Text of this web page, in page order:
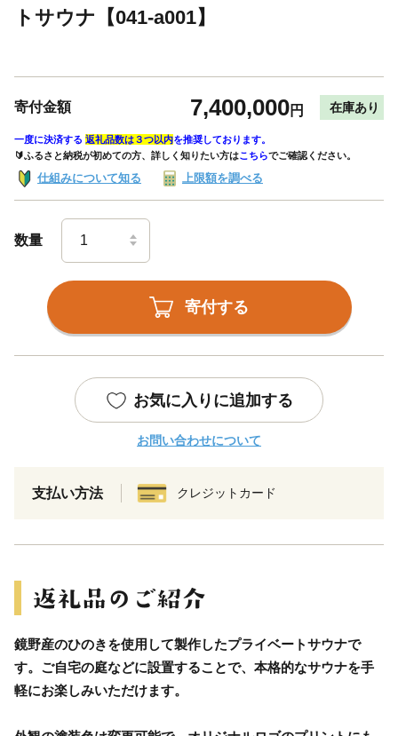
トサウナ【041-a001】
寄付金額 7,400,000円 在庫あり
一度に決済する 返礼品数は３つ以内を推奨しております。
🔰ふるさと納税が初めての方、詳しく知りたい方はこちらでご確認ください。
仕組みについて知る 上限額を調べる
数量
寄付する
お気に入りに追加する
お問い合わせについて
支払い方法 クレジットカード
鏡野産のひのきを使用して製作したプライベートサウナで
す。ご自宅の庭などに設置することで、本格的なサウナを手
軽にお楽しみいただけます。